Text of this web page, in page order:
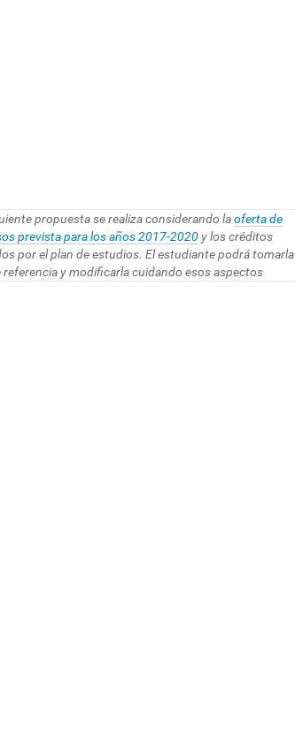
propuesta se realiza considerando laoferta de
prevista para los años 2017-2020y los créditos
por el plan de estudios. El estudiante podrá tomarla
referencia y modificarla cuidando esos aspectos